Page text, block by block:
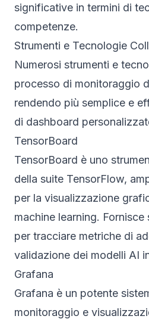
significative in termini di
competenze.
Strumenti e Tecnologie
Numerosi strumenti e
processo di monitoraggio
rendendo più semplice e
di dashboard
TensorBoard
TensorBoard è uno
della suite TensorFlow,
per la visualizzazione
machine learning.
per tracciare metriche di
validazione dei modelli AI
Grafana
Grafana è un potente
monitoraggio e